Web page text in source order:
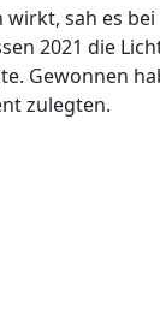
wirkt, sah es bei
2021 die
Gewonnen
zulegten.